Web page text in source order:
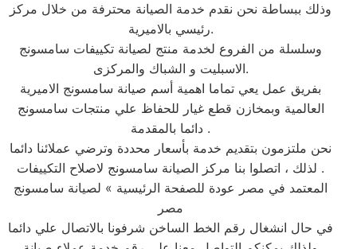
وذلك ببساطة نحن نقدم خدمة الصيانة محترفة من خلال مركز
رئيسي بالاميرية.
وسلسلة من الفروع لخدمة منتج لصيانة تكييفات سامسونج
الاسبليت و الشباك والمركزى.
بفريق عمل يعي تماما اهمية أسم صيانة سامسونج الاميرية
العالمية وبمخازن قطع غيار للحفاظ علي منتجات سامسونج
دائما بالمقدمة .
نحن ملتزمون بتقديم خدمة بأسعار محددة وترضي عملائنا دائما
. لذلك ، اتصلوا بنا مركز الصيانة سامسونج لاصلاح التكييفات
المعتمد في مصر عودة للصفحة الرئيسية » لصيانة سامسونج
مصر
في حال انشغال رقم الخط الساخن شرفونا بالاتصال علي دائما